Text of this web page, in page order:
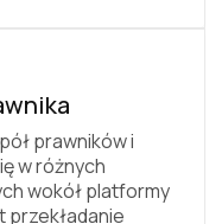
prawników i
w różnych
wokół platformy
przekładanie